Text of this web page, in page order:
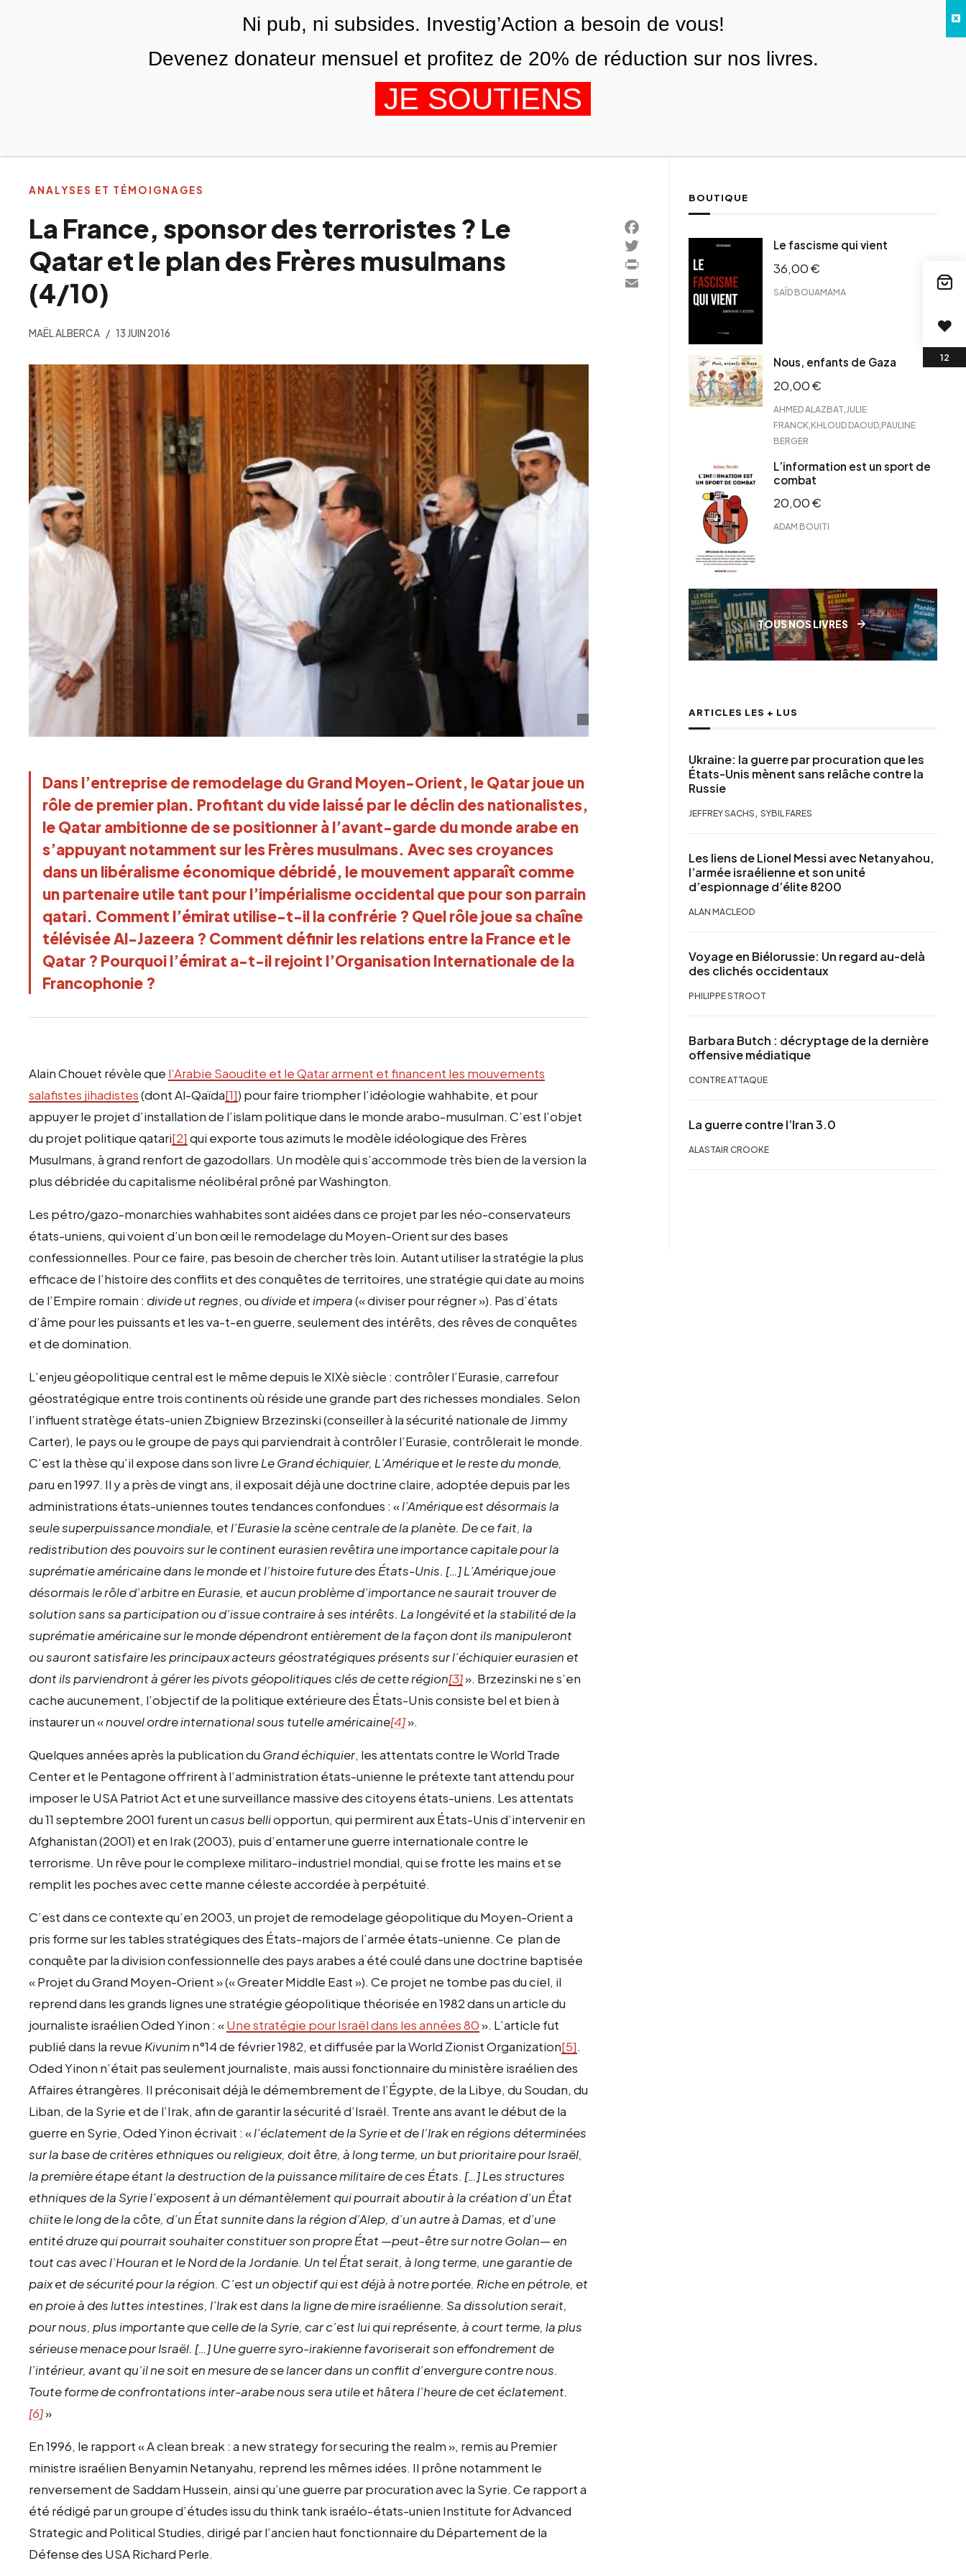
NOUS AGENDA
La France, sponsor des terroristes ? Le
Qatar et le plan des Frères musulmans
(4/10)
MAËL ALBERCA 13 JUIN 2016
Dans l’entreprise de remodelage du Grand Moyen-Orient, le Qatar joue un
rôle de premier plan. Profitant du vide laissé par le déclin des nationalistes,
le Qatar ambitionne de se positionner à l’avant-garde du monde arabe en
s’appuyant notamment sur les Frères musulmans. Avec ses croyances
dans un libéralisme économique débridé, le mouvement apparaît comme
un partenaire utile tant pour l’impérialisme occidental que pour son parrain
qatari. Comment l’émirat utilise-t-il la confrérie ? Quel rôle joue sa chaîne
télévisée Al-Jazeera ? Comment définir les relations entre la France et le
Qatar ? Pourquoi l’émirat a-t-il rejoint l’Organisation Internationale de la
Francophonie ?
Alain Chouet révèle que l’Arabie Saoudite et le Qatar arment et financent les mouvements
salafistes jihadistes(dont Al-Qaïda[1]) pour faire triompher l’idéologie wahhabite, et pour
appuyer le projet d’installation de l’islam politique dans le monde arabo-musulman. C’est l’objet
du projet politique qatari[2] qui exporte tous azimuts le modèle idéologique des Frères
Musulmans, à grand renfort de gazodollars. Un modèle qui s’accommode très bien de la version la
plus débridée du capitalisme néolibéral prôné par Washington.
Les pétro/gazo-monarchies wahhabites sont aidées dans ce projet par les néo-conservateurs
états-uniens, qui voient d’un bon œil le remodelage du Moyen-Orient sur des bases
confessionnelles. Pour ce faire, pas besoin de chercher très loin. Autant utiliser la stratégie la plus
efficace de l’histoire des conflits et des conquêtes de territoires, une stratégie qui date au moins
de l’Empire romain : divide ut regnes, ou divide et impera(« diviser pour régner »). Pas d’états
d’âme pour les puissants et les va-t-en guerre, seulement des intérêts, des rêves de conquêtes
et de domination.
L’enjeu géopolitique central est le même depuis le XIXè siècle : contrôler l’Eurasie, carrefour
géostratégique entre trois continents où réside une grande part des richesses mondiales. Selon
l’influent stratège états-unien Zbigniew Brzezinski (conseiller à la sécurité nationale de Jimmy
Carter), le pays ou le groupe de pays qui parviendrait à contrôler l’Eurasie, contrôlerait le monde.
C’est la thèse qu’il expose dans son livre Le Grand échiquier, L’Amérique et le reste du monde,
paru en 1997. Il y a près de vingt ans, il exposait déjà une doctrine claire, adoptée depuis par les
administrations états-uniennes toutes tendances confondues : «l’Amérique est désormais la
seule superpuissance mondiale, et l’Eurasie la scène centrale de la planète. De ce fait, la
redistribution des pouvoirs sur le continent eurasien revêtira une importance capitale pour la
suprématie américaine dans le monde et l’histoire future des États-Unis. […] L’Amérique joue
désormais le rôle d’arbitre en Eurasie, et aucun problème d’importance ne saurait trouver de
solution sans sa participation ou d’issue contraire à ses intérêts. La longévité et la stabilité de la
suprématie américaine sur le monde dépendront entièrement de la façon dont ils manipuleront
ou sauront satisfaire les principaux acteurs géostratégiques présents sur l’échiquier eurasien et
dont ils parviendront à gérer les pivots géopolitiques clés de cette région[3]». Brzezinski ne s’en
cache aucunement, l’objectif de la politique extérieure des États-Unis consiste bel et bien à
instaurer un «nouvel ordre international sous tutelle américaine[4]».
Quelques années après la publication du Grand échiquier, les attentats contre le World Trade
Center et le Pentagone offrirent à l’administration états-unienne le prétexte tant attendu pour
imposer le USA Patriot Act et une surveillance massive des citoyens états-uniens. Les attentats
du 11 septembre 2001 furent un casus belliopportun, qui permirent aux États-Unis d’intervenir en
Afghanistan (2001) et en Irak (2003), puis d’entamer une guerre internationale contre le
terrorisme. Un rêve pour le complexe militaro-industriel mondial, qui se frotte les mains et se
remplit les poches avec cette manne céleste accordée à perpétuité.
C’est dans ce contexte qu’en 2003, un projet de remodelage géopolitique du Moyen-Orient a
pris forme sur les tables stratégiques des États-majors de l’armée états-unienne. Ce plan de
conquête par la division confessionnelle des pays arabes a été coulé dans une doctrine baptisée
« Projet du Grand Moyen-Orient » (« Greater Middle East »). Ce projet ne tombe pas du ciel, il
reprend dans les grands lignes une stratégie géopolitique théorisée en 1982 dans un article du
journaliste israélien Oded Yinon : «Une stratégie pour Israël dans les années 80». L’article fut
publié dans la revue Kivunimn°14 de février 1982, et diffusée par la World Zionist Organization[5].
Oded Yinon n’était pas seulement journaliste, mais aussi fonctionnaire du ministère israélien des
Affaires étrangères. Il préconisait déjà le démembrement de l’Égypte, de la Libye, du Soudan, du
Liban, de la Syrie et de l’Irak, afin de garantir la sécurité d’Israël. Trente ans avant le début de la
guerre en Syrie, Oded Yinon écrivait : «l’éclatement de la Syrie et de l’Irak en régions déterminées
sur la base de critères ethniques ou religieux, doit être, à long terme, un but prioritaire pour Israël,
la première étape étant la destruction de la puissance militaire de ces États. […] Les structures
ethniques de la Syrie l’exposent à un démantèlement qui pourrait aboutir à la création d’un État
chiite le long de la côte, d’un État sunnite dans la région d’Alep, d’un autre à Damas, et d’une
entité druze qui pourrait souhaiter constituer son propre État —peut-être sur notre Golan— en
tout cas avec l’Houran et le Nord de la Jordanie. Un tel État serait, à long terme, une garantie de
paix et de sécurité pour la région. C’est un objectif qui est déjà à notre portée. Riche en pétrole, et
en proie à des luttes intestines, l’Irak est dans la ligne de mire israélienne. Sa dissolution serait,
pour nous, plus importante que celle de la Syrie, car c’est lui qui représente, à court terme, la plus
sérieuse menace pour Israël. […] Une guerre syro-irakienne favoriserait son effondrement de
l’intérieur, avant qu’il ne soit en mesure de se lancer dans un conflit d’envergure contre nous.
Toute forme de confrontations inter-arabe nous sera utile et hâtera l’heure de cet éclatement.
[6]»
En 1996, le rapport « A clean break : a new strategy for securing the realm », remis au Premier
ministre israélien Benyamin Netanyahu, reprend les mêmes idées. Il prône notamment le
renversement de Saddam Hussein, ainsi qu’une guerre par procuration avec la Syrie. Ce rapport a
été rédigé par un groupe d’études issu du think tank israélo-états-unien Institute for Advanced
Strategic and Political Studies, dirigé par l’ancien haut fonctionnaire du Département de la
Défense des USA Richard Perle.
ANALYSES ET TÉMOIGNAGES
Facebook
Twitter
PrintFriendly
Email
BOUTIQUE
Le fascisme qui vient
36,00€
SAÏD BOUAMAMA
Nous, enfants de Gaza
20,00€
AHMED ALAZBAT JULIE
FRANCK KHLOUD DAOUD PAULINE
BERGER
L’information est un sport de
combat
20,00€
ADAM BOUITI
TOUS NOS LIVRES
ARTICLES LES + LUS
Ukraine: la guerre par procuration que les
États-Unis mènent sans relâche contre la
Russie
JEFFREY SACHS , SYBIL FARES
Les liens de Lionel Messi avec Netanyahou,
l’armée israélienne et son unité
d’espionnage d’élite 8200
ALAN MACLEOD
Voyage en Biélorussie: Un regard au-delà
des clichés occidentaux
PHILIPPE STROOT
Barbara Butch : décryptage de la dernière
offensive médiatique
CONTRE ATTAQUE
La guerre contre l’Iran 3.0
ALASTAIR CROOKE
Ni pub, ni subsides. Investig’Action a besoin de vous!
Devenez donateur mensuel et profitez de 20% de réduction sur nos livres.
JE SOUTIENS